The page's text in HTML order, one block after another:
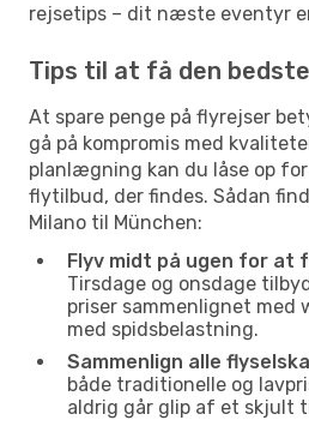
rejsetips – dit næste eventyr
Tips til at få den
At spare penge på flyrejser
gå på kompromis med
planlægning kan du låse op
flytilbud, der findes. Sådan
Milano til München:
Flyv midt på ugen for at
Tirsdage og onsdage
priser sammenlignet med
med spidsbelastning.
Sammenlign alle
både traditionelle og
aldrig går glip af et skjult